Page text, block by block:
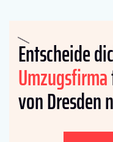
Entscheide
Umzugsfirma
von Dresden